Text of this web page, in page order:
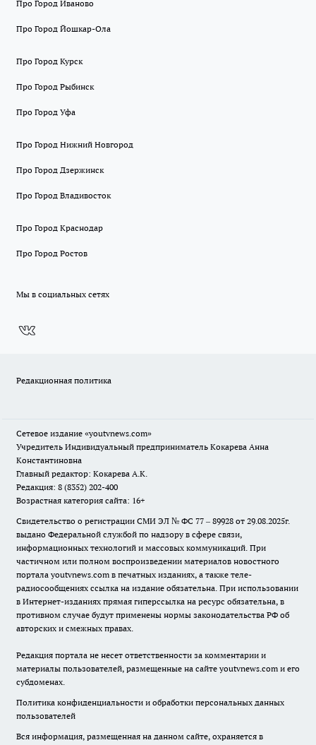
Про Город Иваново
Про Город Йошкар-Ола
Про Город Курск
Про Город Рыбинск
Про Город Уфа
Про Город Нижний Новгород
Про Город Дзержинск
Про Город Владивосток
Про Город Краснодар
Про Город Ростов
Мы в социальных сетях
Редакционная политика
Сетевое издание «youtvnews.com»
Учредитель Индивидуальный предприниматель Кокарева Анна
Константиновна
Главный редактор: Кокарева А.К.
Редакция: 8 (8352) 202-400
Возрастная категория сайта: 16+
Свидетельство о регистрации СМИ ЭЛ № ФС 77 – 89928 от 29.08.2025г.
выдано Федеральной службой по надзору в сфере связи,
информационных технологий и массовых коммуникаций. При
частичном или полном воспроизведении материалов новостного
портала youtvnews.com в печатных изданиях, а также теле-
радиосообщениях ссылка на издание обязательна. При использовании
в Интернет-изданиях прямая гиперссылка на ресурс обязательна, в
противном случае будут применены нормы законодательства РФ об
авторских и смежных правах.
Редакция портала не несет ответственности за комментарии и
материалы пользователей, размещенные на сайте youtvnews.com и его
субдоменах.
Политика конфиденциальности и обработки персональных данных
пользователей
Вся информация, размещенная на данном сайте, охраняется в